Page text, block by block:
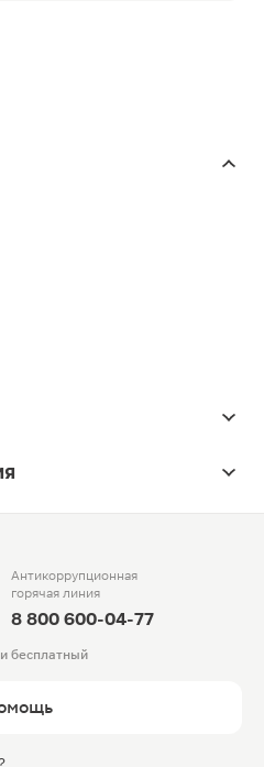
Антикоррупционная
горячая линия
8 800 600-04-77
бесплатный